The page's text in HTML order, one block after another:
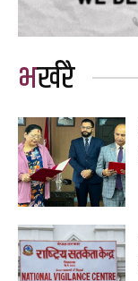
भर्खरै